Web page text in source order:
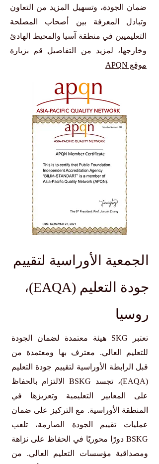
ضمان الجودة، وتسهيل المزيد من التعاون
وتبادل المعرفة بين أصحاب المصلحة
التعليميين في منطقة آسيا والمحيط الهادئ
وخارجها، لمزيد من التفاصيل قم بزيارة
موقع APQN
الجمعية الأوراسية لتقييم
جودة التعليم (EAQA)،
روسيا
تعتبر SKG هيئة معتمدة لضمان الجودة
للتعليم العالي. معترف بها ومعتمدة من
قبل الرابطة الأوراسية لتقييم جودة التعليم
(EAQA)، تجسد BSKG الالتزام بالحفاظ
على المعايير التعليمية وتعزيزها في
المنطقة الأوراسية. مع التركيز على ضمان
عمليات تقييم الجودة الصارمة، تلعب
BSKG دورًا محوريًا في الحفاظ على نزاهة
ومصداقية مؤسسات التعليم العالي. من